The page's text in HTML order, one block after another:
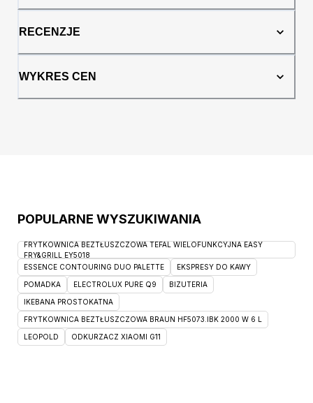
RECENZJE
WYKRES CEN
POPULARNE WYSZUKIWANIA
FRYTKOWNICA BEZTŁUSZCZOWA TEFAL WIELOFUNKCYJNA EASY
FRY&GRILL EY5018
ESSENCE CONTOURING DUO PALETTE
EKSPRESY DO KAWY
POMADKA ELECTROLUX PURE Q9 BIZUTERIA
IKEBANA PROSTOKATNA
FRYTKOWNICA BEZTŁUSZCZOWA BRAUN HF5073.IBK 2000 W 6 L
LEOPOLD ODKURZACZ XIAOMI G11